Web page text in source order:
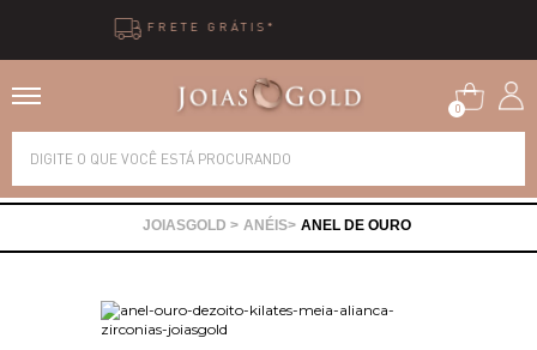
10X SEM JUROS
0
ANÉIS ANEL DE OURO
Alianças
Brincos